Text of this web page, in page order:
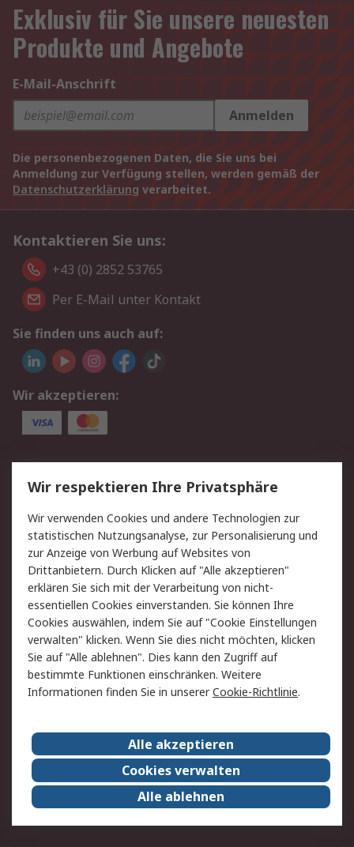
Exklusiv für Sie unsere neuesten
Produkte und Angebote
E-Mail-Anschrift
Anmelden
Die personenbezogenen Daten, die Sie uns bei
Anmeldung zur Verfügung stellen, werden gemäß der
Datenschutzerklärung verarbeitet.
Kontaktieren Sie uns:
+43 (0) 2852 53765
Per E-Mail unter Kontakt
Sie finden uns auch auf:
Wir akzeptieren:
Service
Value Added Services
Lieferlösungen
Rücksendung/Entsorgung Kontakt
Hilfe
Rechtliches
RS Verkaufs- und
Lieferbedingungen
Datenschutz
Cookie-Richtlinie
Zahlungsbedingungen
Impressum
Webseite Konditionen
RS weltweit
Karriere bei RS
Nachhaltigkeit
Qualität/Zertifikate
Presse-Center
Event-Center
Wir respektieren Ihre Privatsphäre
Wir verwenden Cookies und andere Technologien zur
statistischen Nutzungsanalyse, zur Personalisierung und
zur Anzeige von Werbung auf Websites von
Drittanbietern. Durch Klicken auf "Alle akzeptieren"
erklären Sie sich mit der Verarbeitung von nicht-
essentiellen Cookies einverstanden. Sie können Ihre
Cookies auswählen, indem Sie auf "Cookie Einstellungen
verwalten" klicken. Wenn Sie dies nicht möchten, klicken
Sie auf "Alle ablehnen". Dies kann den Zugriff auf
bestimmte Funktionen einschränken. Weitere
Informationen finden Sie in unsererCookie-Richtlinie.
Alle akzeptieren
Cookies verwalten
Alle ablehnen